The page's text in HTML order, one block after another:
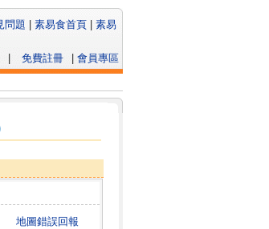
| 會員專區
免費註冊
|
問題 | 素易食首頁 | 素易
地圖錯誤回報